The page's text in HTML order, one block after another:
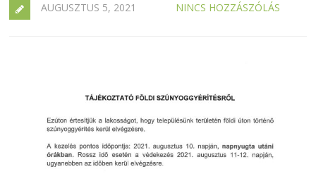
AUGUSZTUS 5, 2021 NINCS HOZZÁSZÓLÁS